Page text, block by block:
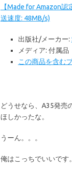
【Made for Amazon認
送速度: 48MB/s)
出版社/メーカー:
メディア: 付属品
この商品を含む
どうせなら、A35発売
ほしかったな。
うーん。。。
俺はこっちでいいです